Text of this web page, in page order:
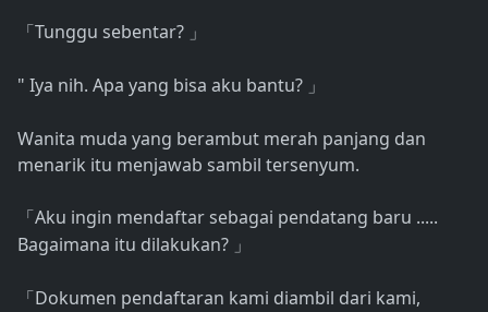
「 Tunggu sebentar? 」
" Iya nih. Apa yang bisa aku bantu? 」
Wanita muda yang berambut merah panjang dan
menarik itu menjawab sambil tersenyum.
「 Aku ingin mendaftar sebagai pendatang baru .....
Bagaimana itu dilakukan? 」
「 Dokumen pendaftaran kami diambil dari kami,